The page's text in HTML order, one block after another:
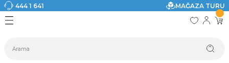
444 1 641
MAĞAZA TURU
Geri Dön
Geri Dön
Geri Dön
Geri Dön
Geri Dön
Geri Dön